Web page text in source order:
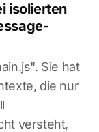
isolierten
Sie hat
die nur
versteht,